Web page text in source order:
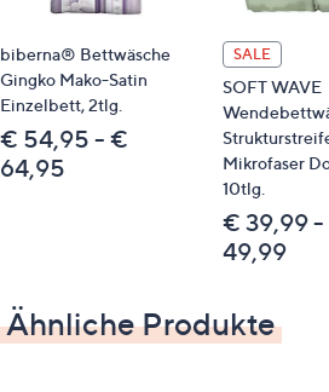
Material
100 % Baumwolle/Satin,
Pflege
Normalwäsche 60°
trocknergeeignet
GTIN: 4053855507862
biberna® Bettwäsche
Gingko Mako-Satin
Einzelbett, 2tlg.
€ 54,95 - €
64,95
SALE
SOFT WAVE
Mikrofaser
10tlg.
€ 39,99
49,99
Ähnliche Produkte